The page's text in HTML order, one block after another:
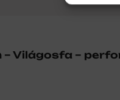
– Világosfa –